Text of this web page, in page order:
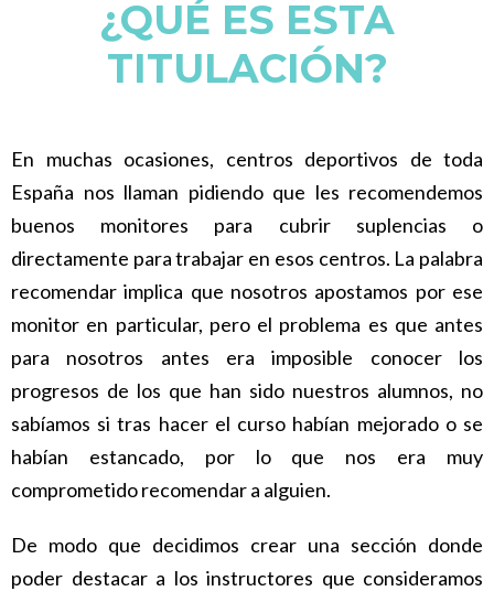
¿QUÉ ES ESTA
TITULACIÓN?
En muchas ocasiones, centros deportivos de toda
España nos llaman pidiendo que les recomendemos
buenos monitores para cubrir suplencias o
directamente para trabajar en esos centros. La palabra
recomendar implica que nosotros apostamos por ese
monitor en particular, pero el problema es que antes
para nosotros antes era imposible conocer los
progresos de los que han sido nuestros alumnos, no
sabíamos si tras hacer el curso habían mejorado o se
habían estancado, por lo que nos era muy
comprometido recomendar a alguien.
De modo que decidimos crear una sección donde
poder destacar a los instructores que consideramos